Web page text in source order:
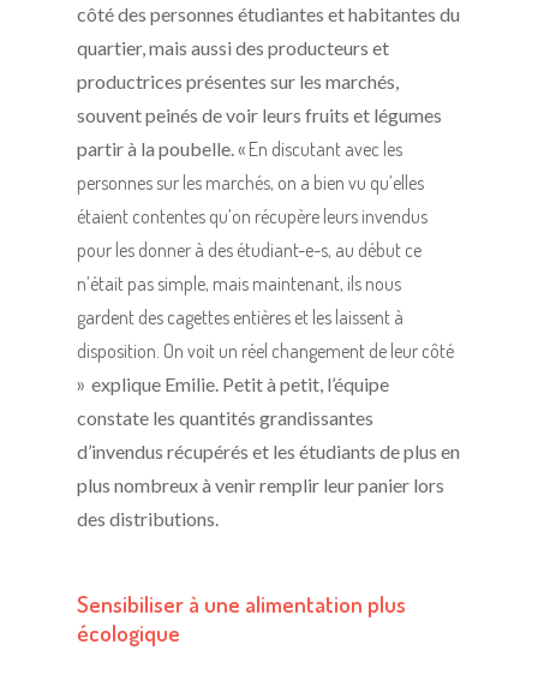
côté des personnes étudiantes et habitantes du
quartier, mais aussi des producteurs et
productrices présentes sur les marchés,
souvent peinés de voir leurs fruits et légumes
partir à la poubelle.« En discutant avec les
personnes sur les marchés, on a bien vu qu’elles
étaient contentes qu’on récupère leurs invendus
pour les donner à des étudiant-e-s, au début ce
n’était pas simple, mais maintenant, ils nous
gardent des cagettes entières et les laissent à
disposition. On voit un réel changement de leur côté
»explique Emilie. Petit à petit, l’équipe
constate les quantités grandissantes
d’invendus récupérés et les étudiants de plus en
plus nombreux à venir remplir leur panier lors
des distributions.
Sensibiliser à une alimentation plus
écologique